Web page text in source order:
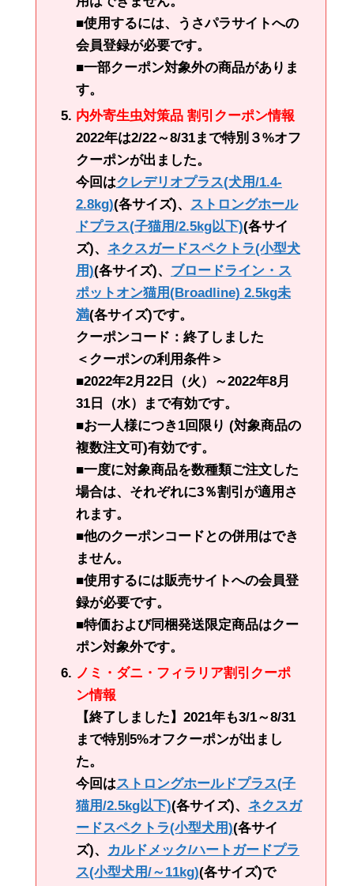
■使用するには、うさパラサイトへの
会員登録が必要です。
■一部クーポン対象外の商品がありま
す。
内外寄生虫対策品 割引クーポン情報
2022年は2/22～8/31まで特別３%オフ
クーポンが出ました。
今回はクレデリオプラス(犬用/1.4-
2.8kg)(各サイズ)、 ストロングホール
ドプラス(子猫用/2.5kg以下)(各サイ
ズ)、 ネクスガードスペクトラ(小型犬
用)(各サイズ)、 ブロードライン・ス
ポットオン猫用(Broadline) 2.5kg未
満(各サイズ)です。
クーポンコード：終了しました
＜クーポンの利用条件＞
■2022年2月22日（火）～2022年8月
31日（水）まで有効です。
■お一人様につき1回限り (対象商品の
複数注文可)有効です。
■一度に対象商品を数種類ご注文した
場合は、それぞれに3％割引が適用さ
れます。
■他のクーポンコードとの併用はでき
ません。
■使用するには販売サイトへの会員登
録が必要です。
■特価および同梱発送限定商品はクー
ポン対象外です。
ノミ・ダニ・フィラリア割引クーポ
ン情報
【終了しました】2021年も3/1～8/31
まで特別5%オフクーポンが出まし
た。
今回はストロングホールドプラス(子
猫用/2.5kg以下)(各サイズ)、 ネクスガ
ードスペクトラ(小型犬用)(各サイ
ズ)、
カルドメック/ハートガードプラ
ス(小型犬用/～11kg)(各サイズ)で